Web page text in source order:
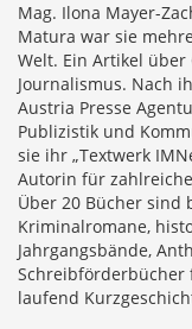
Mag. Ilona Mayer-
Matura war sie
Welt. Ein Artikel
Journalismus. Nach
Austria Presse
Publizistik und
sie ihr „Textwerk
Autorin für
Über 20 Bücher
Kriminalromane,
Jahrgangsbände,
Schreibförderbücher
laufend